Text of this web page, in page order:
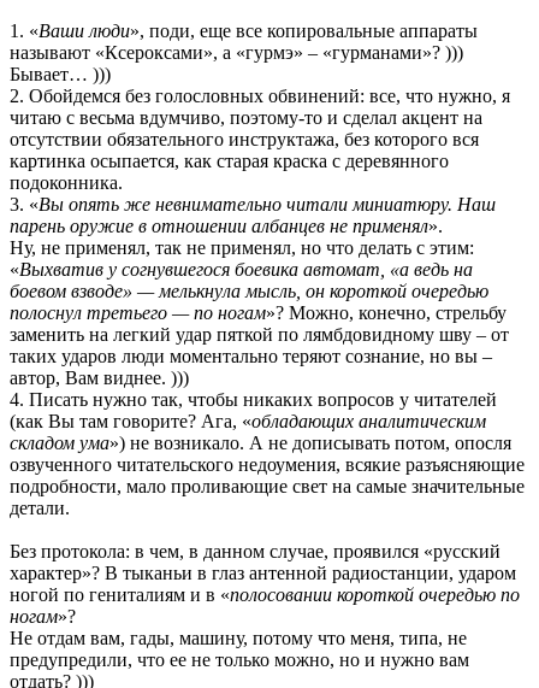
1. «Ваши люди», поди, еще все копировальные аппараты
называют «Ксероксами», а «гурмэ» – «гурманами»? )))
Бывает… )))
2. Обойдемся без голословных обвинений: все, что нужно, я
читаю с весьма вдумчиво, поэтому-то и сделал акцент на
отсутствии обязательного инструктажа, без которого вся
картинка осыпается, как старая краска с деревянного
подоконника.
3. «Вы опять же невнимательно читали миниатюру. Наш
парень оружие в отношении албанцев не применял».
Ну, не применял, так не применял, но что делать с этим:
«Выхватив у согнувшегося боевика автомат, «а ведь на
боевом взводе» — мелькнула мысль, он короткой очередью
полоснул третьего — по ногам»? Можно, конечно, стрельбу
заменить на легкий удар пяткой по лямбдовидному шву – от
таких ударов люди моментально теряют сознание, но вы –
автор, Вам виднее. )))
4. Писать нужно так, чтобы никаких вопросов у читателей
(как Вы там говорите? Ага, «обладающих аналитическим
складом ума») не возникало. А не дописывать потом, опосля
озвученного читательского недоумения, всякие разъясняющие
подробности, мало проливающие свет на самые значительные
детали.
Без протокола: в чем, в данном случае, проявился «русский
характер»? В тыканьи в глаз антенной радиостанции, ударом
ногой по гениталиям и в «полосовании короткой очередью по
ногам»?
Не отдам вам, гады, машину, потому что меня, типа, не
предупредили, что ее не только можно, но и нужно вам
отдать? )))